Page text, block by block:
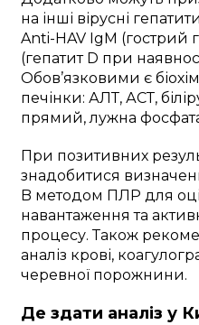
на інші вірусні
Anti-HAV IgM (гострий
(гепатит D при
Обов’язковими є
печінки: АЛТ, АСТ,
прямий, лужна
При позитивних
знадобитися
B методом ПЛР для
навантаження та
процесу. Також
аналіз крові,
черевної порожнини.
Де здати аналіз у